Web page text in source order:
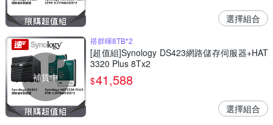
選擇組合
補貨中
搭群暉8TB*2
[超值組]Synology DS423網路儲存伺服器+HAT
3320 Plus 8Tx2
$41,588
選擇組合